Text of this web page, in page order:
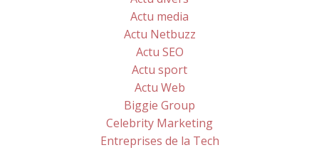
Actu media
Actu Netbuzz
Actu SEO
Actu sport
Actu Web
Biggie Group
Celebrity Marketing
Entreprises de la Tech